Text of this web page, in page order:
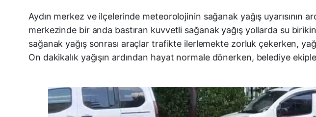
Aydın merkez ve ilçelerinde meteorolojinin sağanak yağış uyarısının
merkezinde bir anda bastıran kuvvetli sağanak yağış yollarda su
sağanak yağış sonrası araçlar trafikte ilerlemekte zorluk çekerken,
On dakikalık yağışın ardından hayat normale dönerken, belediye